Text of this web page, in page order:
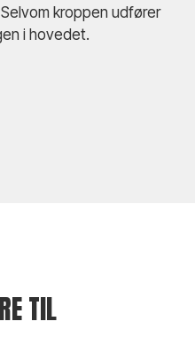
kroppen udfører
i hovedet.
TIL